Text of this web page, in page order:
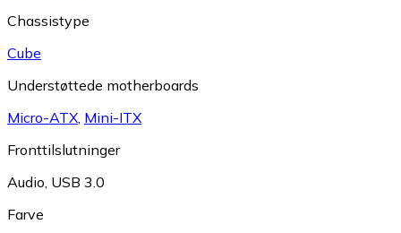
Chassistype
Cube
Understøttede motherboards
Micro-ATX Mini-ITX
Fronttilslutninger
Audio USB 3.0
Farve